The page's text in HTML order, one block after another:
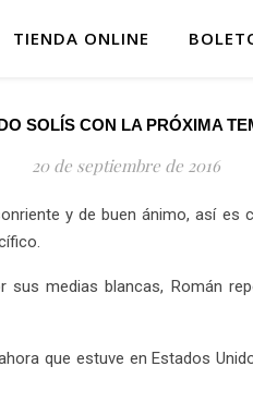
TIENDA ONLINE
SOLÍS CON LA PRÓXIMA
20 de septiembre de 2016
y de buen ánimo, así
medias blancas, Román
que estuve en Estados